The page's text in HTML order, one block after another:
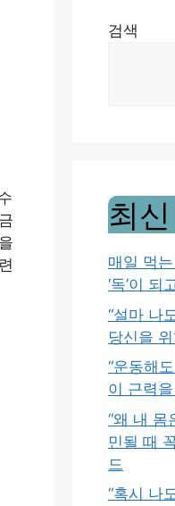
검색
최
매일 먹
‘독’이 되
“설마 나
당신을
“운동해
이 근력
“왜 내 몸
민될 때
드
“혹시 나